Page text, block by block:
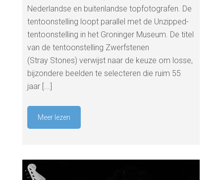
Nederlandse en buitenlandse topfotografen. De
tentoonstelling loopt parallel met de Unzipped-
tentoonstelling in het Groninger Museum. De titel
van de tentoonstelling Zwerfstenen
(Stray Stones) verwijst naar de keuze om losse,
bijzondere beelden te selecteren die ruim 55
jaar [...]
Meer lezen